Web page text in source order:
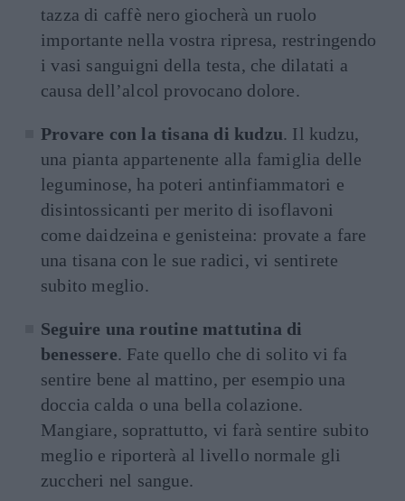
tazza di caffè nero giocherà un ruolo
importante nella vostra ripresa, restringendo
i vasi sanguigni della testa, che dilatati a
causa dell’alcol provocano dolore.
Provare con la tisana di kudzu. Il kudzu,
una pianta appartenente alla famiglia delle
leguminose, ha poteri antinfiammatori e
disintossicanti per merito di isoflavoni
come daidzeina e genisteina: provate a fare
una tisana con le sue radici, vi sentirete
subito meglio.
Seguire una routine mattutina di
benessere. Fate quello che di solito vi fa
sentire bene al mattino, per esempio una
doccia calda o una bella colazione.
Mangiare, soprattutto, vi farà sentire subito
meglio e riporterà al livello normale gli
zuccheri nel sangue.